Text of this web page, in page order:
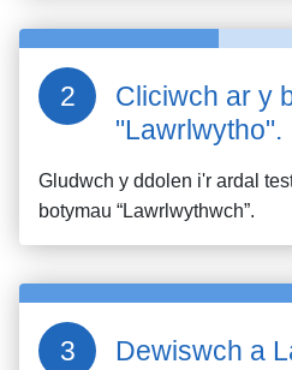
Cliciwch ar y
"Lawrlwytho".
Gludwch y ddolen i'r ardal
botymau “Lawrlwythwch”.
Dewiswch a